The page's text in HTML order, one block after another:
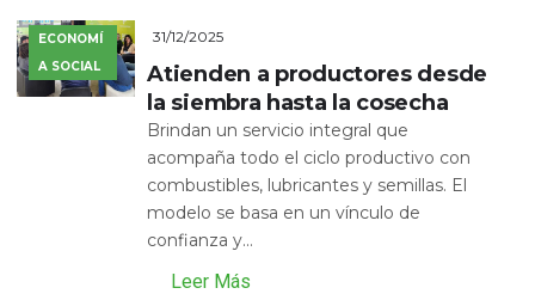
ECONOMÍ
A SOCIAL
31/12/2025
Atienden a productores desde
la siembra hasta la cosecha
Brindan un servicio integral que
acompaña todo el ciclo productivo con
combustibles, lubricantes y semillas. El
modelo se basa en un vínculo de
confianza y...
Leer Más